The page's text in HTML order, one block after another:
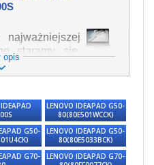
staramy się,
jakości. Służy
lub obrazu w
może łatwo
obchodzić się
Do
można
np.
następnie
opis
LENOVO IDEAPAD G50-
80(80E501WCCK)
G50-
LENOVO IDEAPAD G50-
80(80E5033BCK)
G70-
LENOVO IDEAPAD G70-